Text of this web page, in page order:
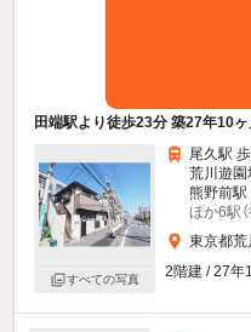
田端駅より徒歩23分 築27年10
すべての写真
尾久駅 歩
荒川遊園
熊野前駅
ほか6駅
東京都荒
2階建 / 27年